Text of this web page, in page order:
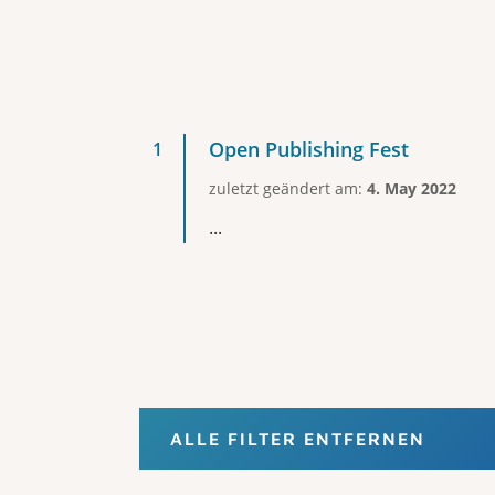
Open Publishing Fest
zuletzt geändert am: 4. May 2022
...
ALLE FILTER ENTFERNEN